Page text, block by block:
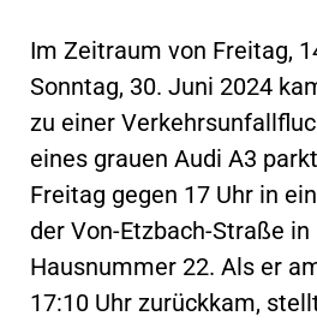
Im Zeitraum von Freitag,
Sonntag, 30. Juni 2024
zu einer
eines grauen Audi A3
Freitag gegen 17 Uhr in
der Von-Etzbach-Straße in
Hausnummer 22. Als er
17:10 Uhr zurückkam,